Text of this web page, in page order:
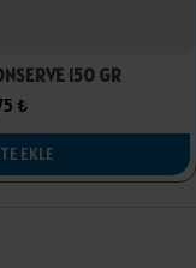
150 GR
₺
EKLE